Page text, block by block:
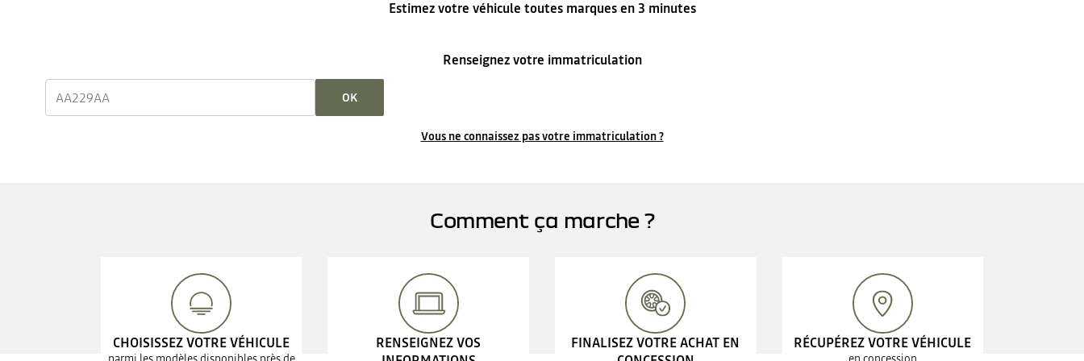
Estimez votre véhicule toutes marques en 3 minutes
Renseignez votre immatriculation
OK
Vous ne connaissez pas votre immatriculation ?
Comment ça marche ?
CHOISISSEZ VOTRE VÉHICULE
RENSEIGNEZ VOS
FINALISEZ VOTRE ACHAT EN
RÉCUPÉREZ VOTRE VÉHICULE